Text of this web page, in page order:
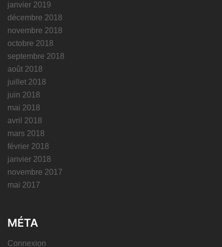
janvier 2019
décembre 2018
novembre 2018
octobre 2018
septembre 2018
août 2018
juillet 2018
juin 2018
mai 2018
avril 2018
mars 2018
février 2018
janvier 2018
novembre 2017
mai 2017
MÉTA
Connexion